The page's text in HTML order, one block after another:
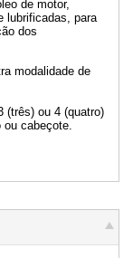
de motor,
lubrificadas, para
dos
modalidade de
(três) ou 4 (quatro)
ou cabeçote.